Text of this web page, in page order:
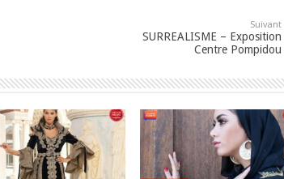
Suivant
SURREALISME – Exposition
Centre Pompidou